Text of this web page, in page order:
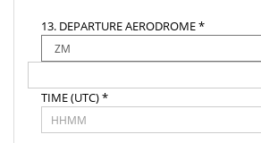
13. DEPARTURE AERODROME *
TIME (UTC) *